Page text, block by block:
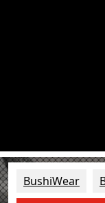
BushiWear